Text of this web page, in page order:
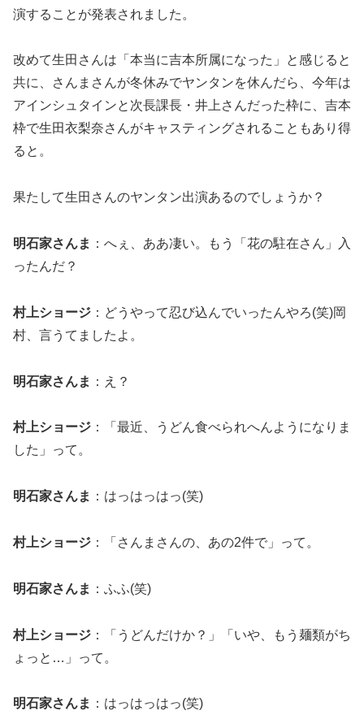
演することが発表されました。
改めて生田さんは「本当に吉本所属になった」と感じると
共に、さんまさんが冬休みでヤンタンを休んだら、今年は
アインシュタインと次長課長・井上さんだった枠に、吉本
枠で生田衣梨奈さんがキャスティングされることもあり得
ると。
果たして生田さんのヤンタン出演あるのでしょうか？
明石家さんま ：へぇ、ああ凄い。もう「花の駐在さん」入
ったんだ？
村上ショージ ：どうやって忍び込んでいったんやろ(笑)岡
村、言うてましたよ。
明石家さんま ：え？
村上ショージ ：「最近、うどん食べられへんようになりま
した」って。
明石家さんま ：はっはっはっ(笑)
村上ショージ ：「さんまさんの、あの2件で」って。
明石家さんま ：ふふ(笑)
村上ショージ ：「うどんだけか？」「いや、もう麺類がち
ょっと…」って。
明石家さんま ：はっはっはっ(笑)